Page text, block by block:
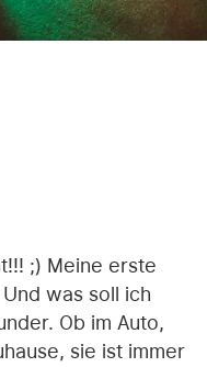
;) Meine erste
was soll ich
Ob im Auto,
sie ist immer